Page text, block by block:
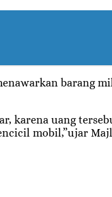
barang
karena uang
mobil,”ujar